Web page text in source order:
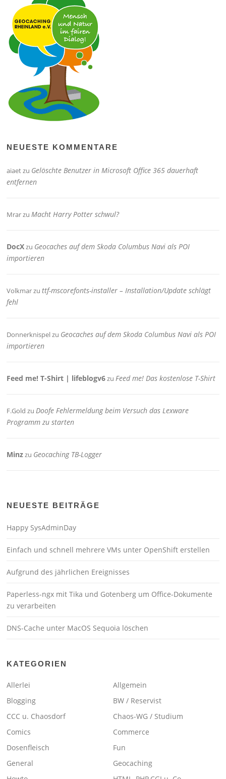
NEUESTE KOMMENTARE
aiaetzu Gelöschte Benutzer in Microsoft Office 365 dauerhaft
entfernen
Mrarzu Macht Harry Potter schwul?
DocXzu Geocaches auf dem Skoda Columbus Navi als POI
importieren
Volkmarzuttf-mscorefonts-installer – Installation/Update schlägt
fehl
Donnerknispelzu Geocaches auf dem Skoda Columbus Navi als POI
importieren
Feed me! T-Shirt | lifeblogv6zu Feed me! Das kostenlose T-Shirt
F.Gold zu Doofe Fehlermeldung beim Versuch das Lexware
Programm zu starten
Minzzu Geocaching TB-Logger
NEUESTE BEITRÄGE
Happy SysAdminDay
Einfach und schnell mehrere VMs unter OpenShift erstellen
Aufgrund des jährlichen Ereignisses
Paperless-ngx mit Tika und Gotenberg um Office-Dokumente
zu verarbeiten
DNS-Cache unter MacOS Sequoia löschen
KATEGORIEN
Allerlei
Allgemein
Blogging
BW / Reservist
CCC u. Chaosdorf
Chaos-WG / Studium
Comics
Commerce
Dosenfleisch
Fun
General
Geocaching